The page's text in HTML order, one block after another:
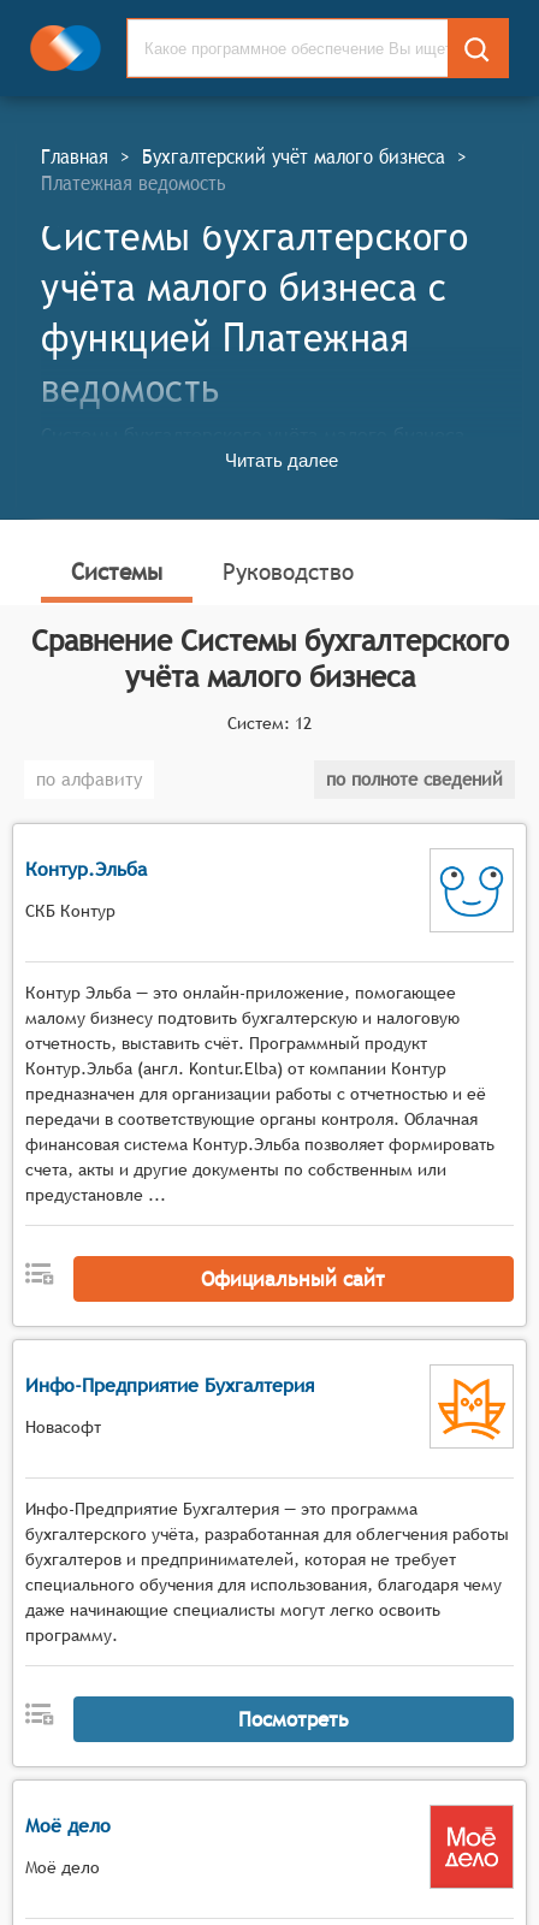
Главная > Бухгалтерский учёт малого бизнеса >
Платежная ведомость
Системы бухгалтерского
учёта малого бизнеса c
функцией Платежная
ведомость
(СБУМБ, англ. Small Business Accounting Systems, SBA)
подходы к ведению бухгалтерского учёта,
предпринимательства. Эти системы направлены на
облегчение и оптимизацию учётных процессов,
делая их более доступными и понятными для
небольших компаний. Основные особенности
систем бухгалтерского учёта для малого бизнеса
включают возможность использования упрощённых
процедур, а также применение специальных
Классификатор программных продуктов Соваре
определяет конкретные функциональные критерии
для систем. Для того чтобы соответствовать
категории систем бухгалтерского учёта малого
бизнеса, программные продукты должны обладать
следующими функциональными возможностями:
Простота использования. Система должна быть
интуитивно понятной и простой в освоении,
что особенно важно для небольших команд,
где каждый сотрудник может выполнять
несколько ролей одновременно.
также возможность выбора между платной и
бесплатной версиями, что делает его
доступным для малого бизнеса с
ограниченными финансовыми ресурсами.
Поддержка основных функций бухгалтерского
учёта. Система должна обеспечивать базовые
функции учёта, такие как ведение кассовых
операций, учёт продаж и закупок, расчёт
заработной платы и налогов, что является
необходимым минимумом для малого бизнеса.
Мобильность и доступность. Продукт должен
предлагать мобильные версии или адаптивные
веб-интерфейсы, которые позволяют работать
с системой из любого места и с любого
бизнеса, сотрудники которого могут
находиться в разных местах.
Техническая поддержка и обучение. Система
техническую поддержку и обучающие
материалы, чтобы помочь пользователям
быстро освоить продукт и эффективно
Читать далее
Системы Руководство
Сравнение Системы бухгалтерского
учёта малого бизнеса
Систем: 12
по алфавиту по полноте сведений
Контур.Эльба
СКБ Контур
Контур Эльба — это онлайн-приложение, помогающее
малому бизнесу подтовить бухгалтерскую и налоговую
отчетность, выставить счёт. Программный продукт
Контур.Эльба (англ. Kontur.Elba) от компании Контур
предназначен для организации работы с отчетностью и её
передачи в соответствующие органы контроля. Облачная
финансовая система Контур.Эльба позволяет формировать
счета, акты и другие документы по собственным или
предустановле ...
Официальный сайт
Инфо-Предприятие Бухгалтерия
Новасофт
Инфо-Предприятие Бухгалтерия — это программа
бухгалтерского учёта, разработанная для облегчения работы
бухгалтеров и предпринимателей, которая не требует
специального обучения для использования, благодаря чему
даже начинающие специалисты могут легко освоить
программу.
Посмотреть
Моё дело
Моё дело